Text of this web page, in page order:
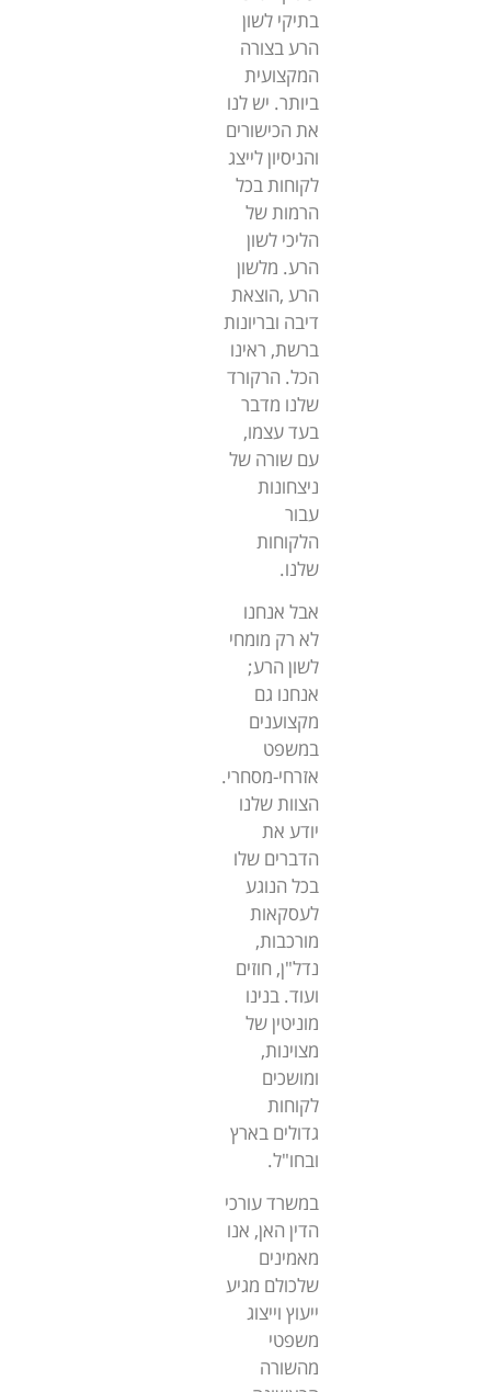
בתיקי לשון
הרע בצורה
המקצועית
ביותר. יש לנו
את הכישורים
והניסיון לייצג
לקוחות בכל
הרמות של
הליכי לשון
הרע. מלשון
הרע ,הוצאת
דיבה ובריונות
ברשת, ראינו
הכל. הרקורד
שלנו מדבר
בעד עצמו,
עם שורה של
ניצחונות
עבור
הלקוחות
שלנו.
אבל אנחנו
לא רק מומחי
לשון הרע;
אנחנו גם
מקצוענים
במשפט
אזרחי-מסחרי.
הצוות שלנו
יודע את
הדברים שלו
בכל הנוגע
לעסקאות
מורכבות,
נדל"ן, חוזים
ועוד. בנינו
מוניטין של
מצוינות,
ומושכים
לקוחות
גדולים בארץ
ובחו"ל.
במשרד עורכי
הדין האן, אנו
מאמינים
שלכולם מגיע
ייעוץ וייצוג
משפטי
מהשורה